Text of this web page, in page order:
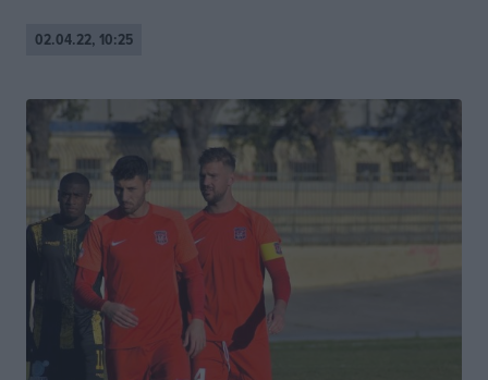
02.04.22, 10:25